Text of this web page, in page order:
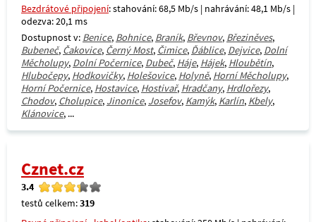
Bezdrátové připojení: stahování: 68,5 Mb/s | nahrávání: 48,1 Mb/s |
odezva: 20,1 ms
Dostupnost v: Benice, Bohnice, Braník, Břevnov, Březiněves,
Bubeneč, Čakovice, Černý Most, Čimice, Ďáblice, Dejvice, Dolní
Měcholupy, Dolní Počernice, Dubeč, Háje, Hájek, Hloubětín,
Hlubočepy, Hodkovičky, Holešovice, Holyně, Horní Měcholupy,
Horní Počernice, Hostavice, Hostivař, Hradčany, Hrdlořezy,
Chodov, Cholupice, Jinonice, Josefov, Kamýk, Karlín, Kbely,
Klánovice, ...
Cznet.cz
3.4
testů celkem:319